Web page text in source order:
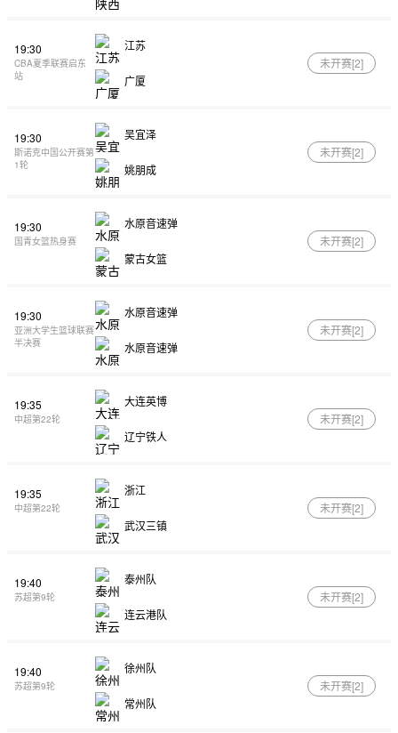
19:30
CBA夏季联赛启东
站
江苏
广厦
未开赛[2]
19:30
斯诺克中国公开赛第
1轮
吴宜泽
姚朋成
未开赛[2]
19:30
国青女篮热身赛
水原音速弹
蒙古女篮
未开赛[2]
19:30
亚洲大学生篮球联赛
半决赛
水原音速弹
水原音速弹
未开赛[2]
19:35
中超第22轮
大连英博
辽宁铁人
未开赛[2]
19:35
中超第22轮
浙江
武汉三镇
未开赛[2]
19:40
苏超第9轮
泰州队
连云港队
未开赛[2]
19:40
苏超第9轮
徐州队
常州队
未开赛[2]